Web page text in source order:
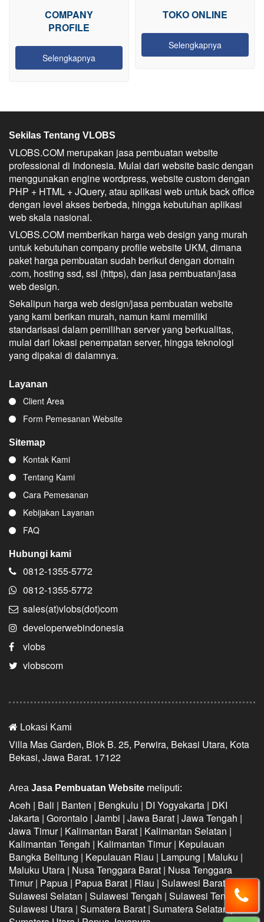
COMPANY
PROFILE
Selengkapnya
TOKO ONLINE
Selengkapnya
Sekilas Tentang VLOBS
VLOBS.COM merupakan jasa pembuatan website
professional di Indonesia. Mulai dari website basic dengan
menggunakan engine wordpress, website custom dengan
PHP + HTML + JQuery, atau aplikasi web untuk back office
dengan level akses berbeda, hingga kebutuhan aplikasi
web skala nasional.
VLOBS.COM memberikan harga web design yang murah
untuk kebutuhan company profile website UKM, dimana
paket harga pembuatan sudah berikut dengan domain
.com, hosting ssd, ssl (https), dan jasa pembuatan/jasa
web design.
Sekalipun harga web design/jasa pembuatan website
yang kami berikan murah, namun kami memiliki
standarisasi dalam pemilihan server yang berkualitas,
mulai dari lokasi penempatan server, hingga teknologi
yang dipakai di dalamnya.
Layanan
Client Area
Form Pemesanan Website
Sitemap
Kontak Kami
Tentang Kami
Cara Pemesanan
Kebijakan Layanan
FAQ
Hubungi kami
0812-1355-5772
0812-1355-5772
sales(at)vlobs(dot)com
developerwebindonesia
vlobs
vlobscom
Lokasi Kami
Villa Mas Garden, Blok B. 25, Perwira, Bekasi Utara, Kota
Bekasi, Jawa Barat. 17122
Area Jasa Pembuatan Website meliputi:
Aceh | Bali | Banten | Bengkulu | DI Yogyakarta | DKI
Jakarta | Gorontalo | Jambi | Jawa Barat | Jawa Tengah |
Jawa Timur | Kalimantan Barat | Kalimantan Selatan |
Kalimantan Tengah | Kalimantan Timur | Kepulauan
Bangka Belitung | Kepulauan Riau | Lampung | Maluku |
Maluku Utara | Nusa Tenggara Barat | Nusa Tenggara
Timur | Papua | Papua Barat | Riau | Sulawesi Barat |
Sulawesi Selatan | Sulawesi Tengah | Sulawesi Tenggara |
Sulawesi Utara | Sumatera Barat | Sumatera Selatan |